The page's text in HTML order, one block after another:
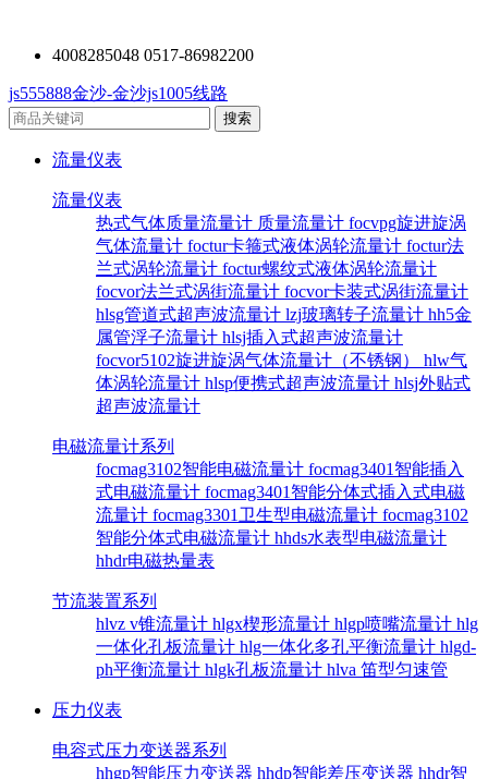
4008285048 0517-86982200
js555888金沙-金沙js1005线路
流量仪表
流量仪表
热式气体质量流量计 质量流量计 focvpg旋进旋涡
气体流量计 foctur卡箍式液体涡轮流量计 foctur法
兰式涡轮流量计 foctur螺纹式液体涡轮流量计
focvor法兰式涡街流量计 focvor卡装式涡街流量计
hlsg管道式超声波流量计 lzj玻璃转子流量计 hh5金
属管浮子流量计 hlsj插入式超声波流量计
focvor5102旋进旋涡气体流量计（不锈钢） hlw气
体涡轮流量计 hlsp便携式超声波流量计 hlsj外贴式
超声波流量计
电磁流量计系列
focmag3102智能电磁流量计 focmag3401智能插入
式电磁流量计 focmag3401智能分体式插入式电磁
流量计 focmag3301卫生型电磁流量计 focmag3102
智能分体式电磁流量计 hhds水表型电磁流量计
hhdr电磁热量表
节流装置系列
hlvz v锥流量计 hlgx楔形流量计 hlgp喷嘴流量计 hlg
一体化孔板流量计 hlg一体化多孔平衡流量计 hlgd-
ph平衡流量计 hlgk孔板流量计 hlva 笛型匀速管
压力仪表
电容式压力变送器系列
hhgp智能压力变送器 hhdp智能差压变送器 hhdr智